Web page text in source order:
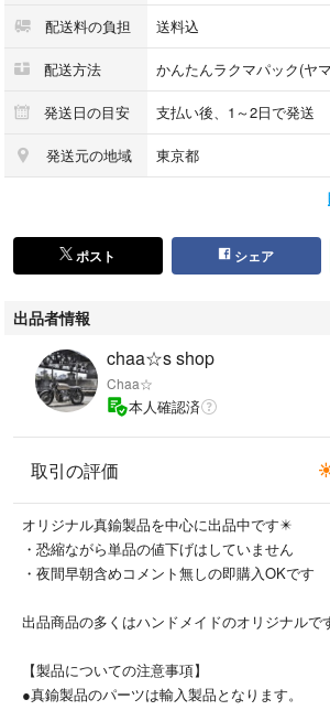
【カラー】ゴールド ※燻し加工
【重さ】14g
※個人での計測のため、サイズ・重さの差異があ
新品ですが、パーツはインポートのために、多
また現物を撮影していますが、色味は写真と差
す。ご理解をお願いいたします。
#ジーンズ
#ライダー
#バイカー
#クロムハーツ
#ブレスレット
#バングル
#真鍮
#キーリング
#ウォレットチェーン
#アリゾナフリーダム
配送料の負担 送料込
配送方法 かんたんラクマパック(ヤ
発送日の目安 支払い後、1～2日で発送
発送元の地域 東京都
ポスト シェア
出品者情報
chaa☆s shop
Chaa☆
本人確認済
取引の評価
オリジナル真鍮製品を中心に出品中です✴️
・恐縮ながら単品の値下げはしていません
・夜間早朝含めコメント無しの即購入OKです
出品商品の多くはハンドメイドのオリジナルで
【製品についての注意事項】
●真鍮製品のパーツは輸入製品となります。